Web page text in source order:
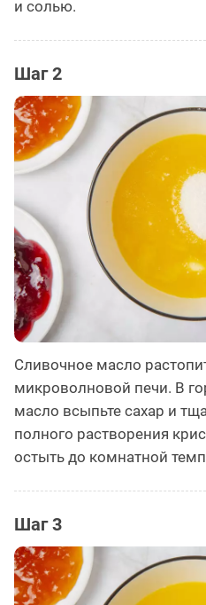
и солью.
Шаг 2
Сливочное масло
микроволновой печи. В
масло всыпьте сахар и
полного растворения
остыть до комнатной
Шаг 3